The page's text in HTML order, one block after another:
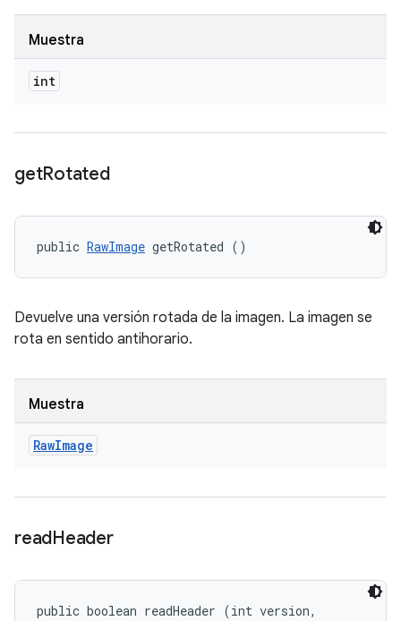
Muestra
int
getRotated
public RawImage getRotated ()
Devuelve una versión rotada de la imagen. La imagen se
rota en sentido antihorario.
Muestra
RawImage
readHeader
public boolean readHeader (int version,